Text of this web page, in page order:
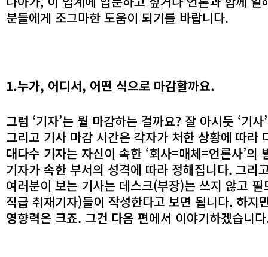
분들에게 조그마한 도움이 되기를 바랍니다.
1.누가, 어디서, 어떤 식으로 마감할까요.
그럼 ‘기자’는 뭘 마감하는 걸까요? 잘 아시듯 ‘기
그리고 기사 마감 시간은 각자가 처한 상황에 따라
대다수 기자는 자신이 속한 ‘회사=매체=언론사’의
기자가 속한 부서의 성격에 따라 정해집니다. 그리
여러분이 보는 기사는 데스크(부장)는 쓰지 않고
직급 취재기자)들이 작성한다고 보면 됩니다. 하지
영향력은 크죠. 그건 다음 편에서 이야기하겠습니